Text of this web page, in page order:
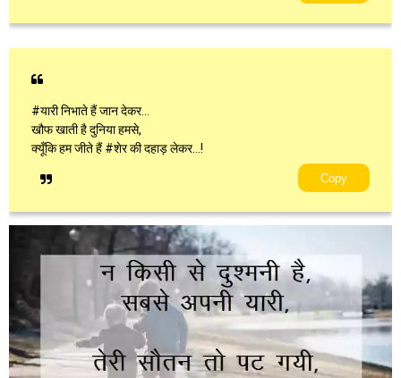
#यारी निभाते हैं जान देकर...
खौफ खाती है दुनिया हमसे,
क्यूँकि हम जीते हैं #शेर की दहाड़ लेकर...!
Copy